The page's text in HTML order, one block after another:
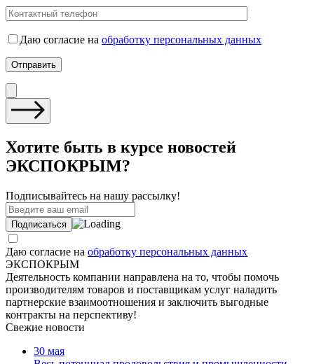
Даю согласие на обработку персональных данных
Хотите быть в курсе новостей
ЭКСПОКРЫМ?
Подписывайтесь на нашу рассылку!
Даю согласие на обработку персональных данных
ЭКСПОКРЫМ
Деятельность компании направлена на то, чтобы помочь
производителям товаров и поставщикам услуг наладить
партнерские взаимоотношения и заключить выгодные
контракты на перспективу!
Свежие новости
30 мая